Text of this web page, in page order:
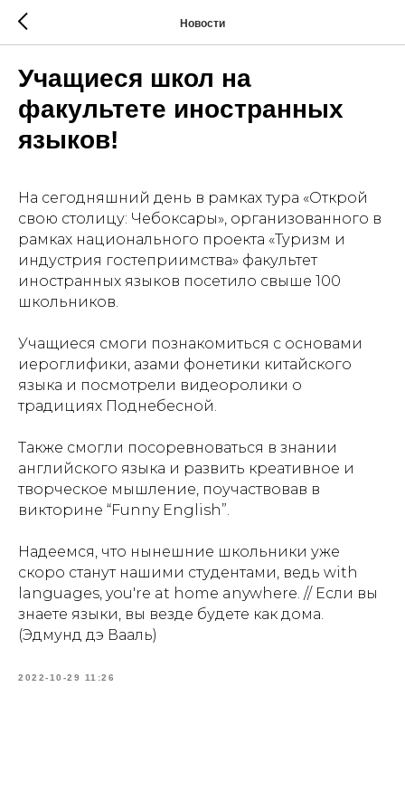
Новости
Учащиеся школ на
факультете иностранных
языков!
На сегодняшний день в рамках тура «Открой
свою столицу: Чебоксары», организованного в
рамках национального проекта «Туризм и
индустрия гостеприимства» факультет
иностранных языков посетило свыше 100
школьников.
Учащиеся смоги познакомиться с основами
иероглифики, азами фонетики китайского
языка и посмотрели видеоролики о
традициях Поднебесной.
Также смогли посоревноваться в знании
английского языка и развить креативное и
творческое мышление, поучаствовав в
викторине “Funny English”.
Надеемся, что нынешние школьники уже
скоро станут нашими студентами, ведь with
languages, you're at home anywhere. // Если вы
знаете языки, вы везде будете как дома.
(Эдмунд дэ Вааль)
2022-10-29 11:26